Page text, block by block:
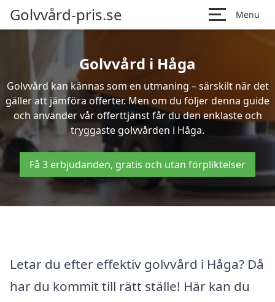
Golvvård-pris.se Menu
Golvvård i Håga
Golvvård kan kännas som en utmaning – särskilt när det
gäller att jämföra offerter. Men om du följer denna guide
och använder vår offerttjänst får du den enklaste och
tryggaste golvvården i Håga.
Få 3 erbjudanden, gratis och utan förpliktelser
Letar du efter effektiv golvvård i Håga? Då
har du kommit till rätt ställe! Här kan du